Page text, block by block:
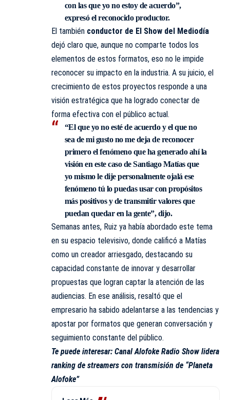
con las que yo no estoy de acuerdo”,
expresó el reconocido productor.
El también conductor de El Show del Mediodía
dejó claro que, aunque no comparte todos los
elementos de estos formatos, eso no le impide
reconocer su impacto en la industria. A su juicio, el
crecimiento de estos proyectos responde a una
visión estratégica que ha logrado conectar de
forma efectiva con el público actual.
“El que yo no esté de acuerdo y el que no
sea de mi gusto no me deja de reconocer
primero el fenómeno que ha generado ahí la
visión en este caso de Santiago Matías que
yo mismo le dije personalmente ojalá ese
fenómeno tú lo puedas usar con propósitos
más positivos y de transmitir valores que
puedan quedar en la gente”, dijo.
Semanas antes, Ruiz ya había abordado este tema
en su espacio televisivo, donde calificó a Matías
como un creador arriesgado, destacando su
capacidad constante de innovar y desarrollar
propuestas que logran captar la atención de las
audiencias. En ese análisis, resaltó que el
empresario ha sabido adelantarse a las tendencias y
apostar por formatos que generan conversación y
seguimiento constante del público.
Te puede interesar: Canal Alofoke Radio Show lidera
ranking de streamers con transmisión de “Planeta
Alofoke”